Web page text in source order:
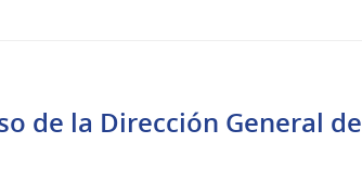
de la Dirección General de